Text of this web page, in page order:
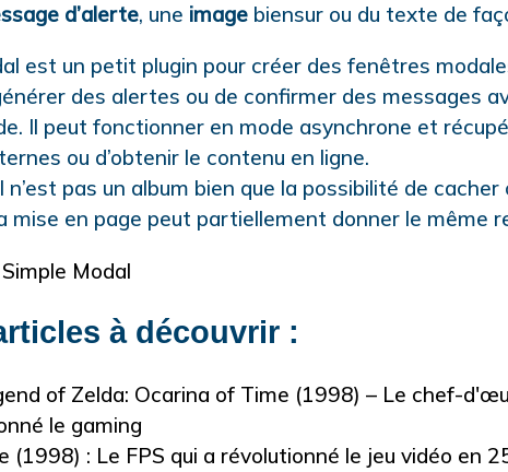
d’alerte, une image biensur ou du texte de
est un petit plugin pour créer des fenêtres
des alertes ou de confirmer des messages
Il peut fonctionner en mode asynchrone et
ou d’obtenir le contenu en ligne.
n’est pas un album bien que la possibilité de
mise en page peut partiellement donner le même
Modal
à découvrir :
of Zelda: Ocarina of Time (1998) – Le chef-
le gaming
(1998) : Le FPS qui a révolutionné le jeu vidéo en